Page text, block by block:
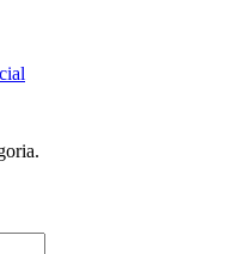
.